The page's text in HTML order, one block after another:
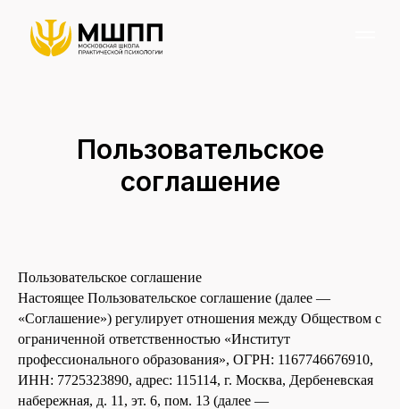
Пользовательское
соглашение
Пользовательское соглашение
Настоящее Пользовательское соглашение (далее —
«Соглашение») регулирует отношения между Обществом с
ограниченной ответственностью «Институт
профессионального образования», ОГРН: 1167746676910,
ИНН: 7725323890, адрес: 115114, г. Москва, Дербеневская
набережная, д. 11, эт. 6, пом. 13 (далее —